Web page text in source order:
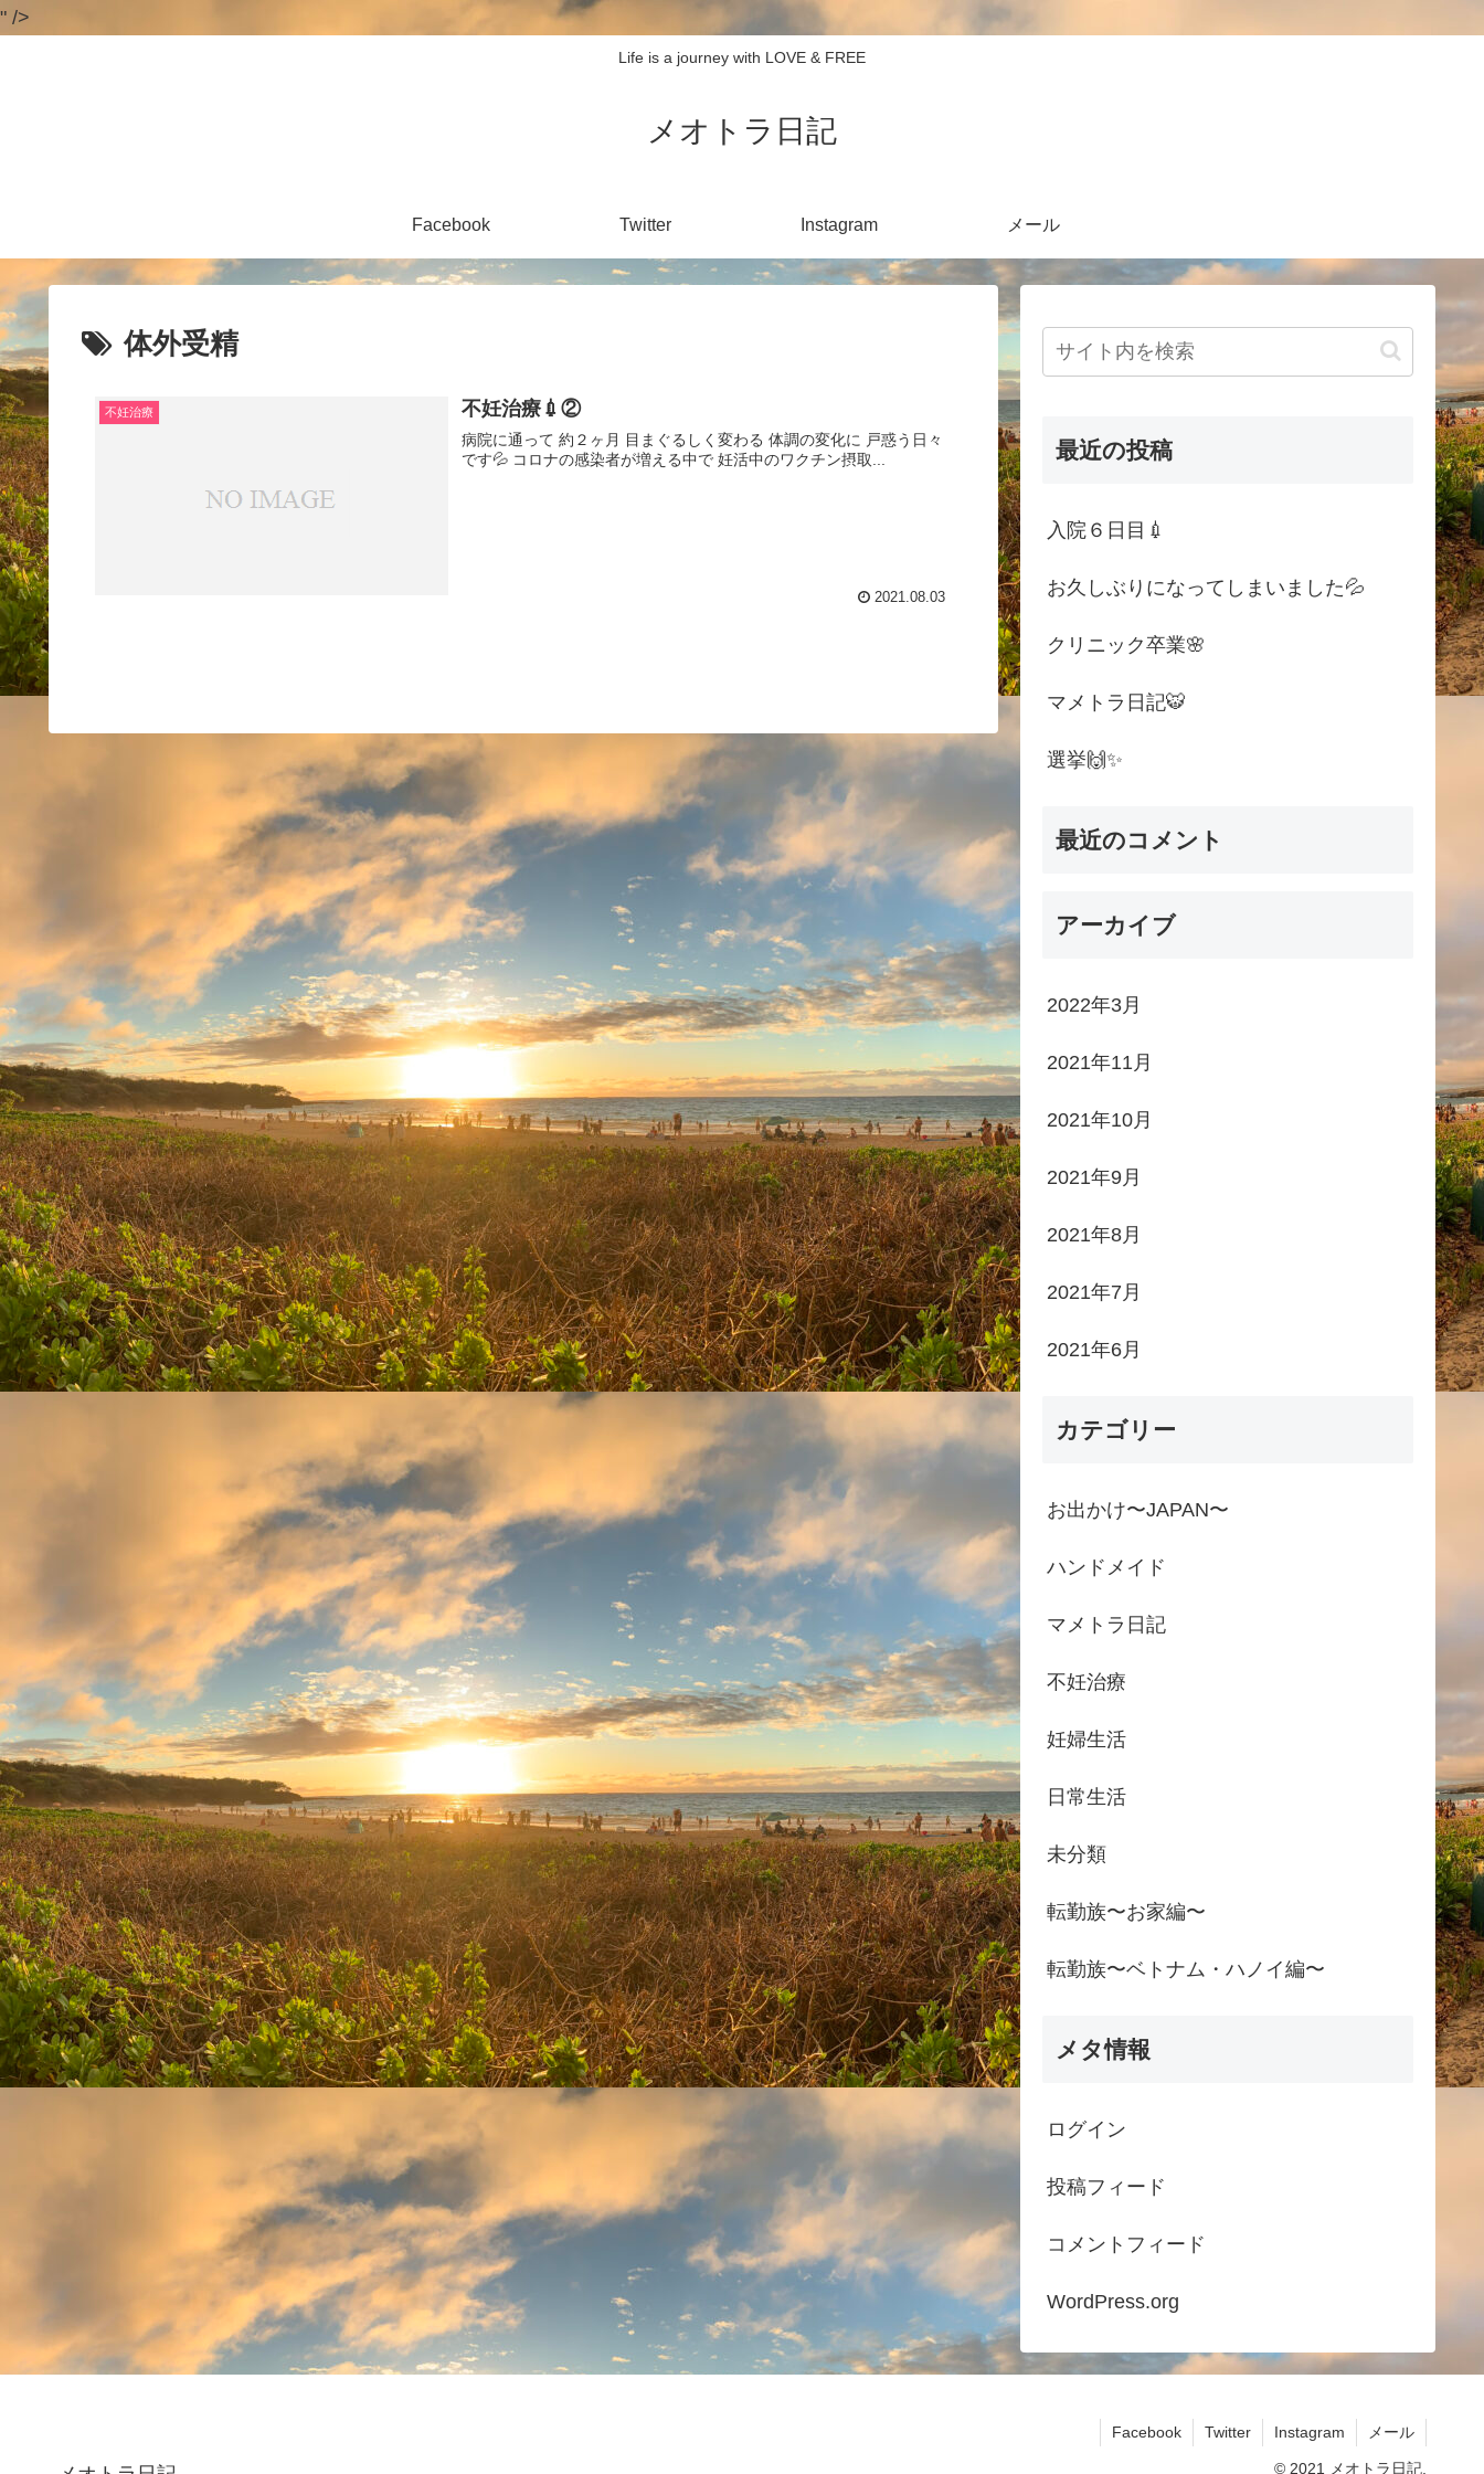
" />
Life is a journey with LOVE & FREE
メオトラ日記
Facebook Twitter Instagram メール
体外受精
不妊治療 不妊治療💉②
病院に通って 約２ヶ月 目まぐるしく変わる 体調の変化に 戸惑う日々
です💦 コロナの感染者が増える中で 妊活中のワクチン摂取...
2021.08.03
最近の投稿
入院６日目💉
お久しぶりになってしまいました💦
クリニック卒業🌸
マメトラ日記🐯
選挙🙌✨
最近のコメント
アーカイブ
2022年3月
2021年11月
2021年10月
2021年9月
2021年8月
2021年7月
2021年6月
カテゴリー
お出かけ〜JAPAN〜
ハンドメイド
マメトラ日記
不妊治療
妊婦生活
日常生活
未分類
転勤族〜お家編〜
転勤族〜ベトナム・ハノイ編〜
メタ情報
ログイン
投稿フィード
コメントフィード
WordPress.org
Facebook Twitter Instagram メール
© 2021 メオトラ日記.